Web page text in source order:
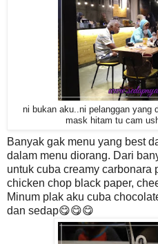
ni bukan aku..ni pelanggan yang
mask hitam tu cam
Banyak gak menu yang best
dalam menu diorang. Dari
untuk cuba creamy carbonara
chicken chop black paper,
Minum plak aku cuba
dan sedap😋😋😋